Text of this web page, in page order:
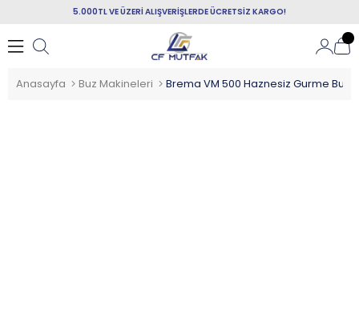
5.000TL VE ÜZERİ ALIŞVERİŞLERDE ÜCRETSİZ KARGO!
Anasayfa Buz Makineleri